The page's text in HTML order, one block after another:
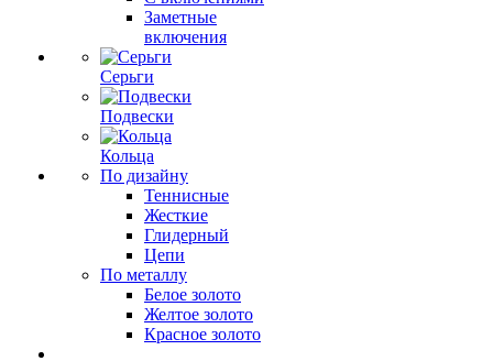
Заметные
включения
Серьги
Подвески
Кольца
По дизайну
Теннисные
Жесткие
Глидерный
Цепи
По металлу
Белое золото
Желтое золото
Красное золото